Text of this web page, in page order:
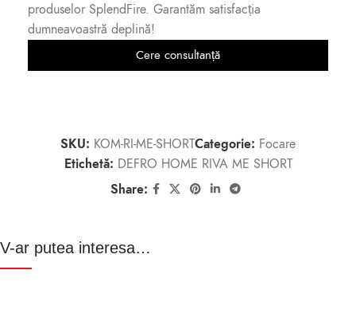
produselor SplendFire. Garantăm satisfacția
dumneavoastră deplină!
Cere consultanță
SKU: KOM-RI-ME-SHORTCategorie: Focare
Etichetă: DEFRO HOME RIVA ME SHORT
Share:
V-ar putea interesa…